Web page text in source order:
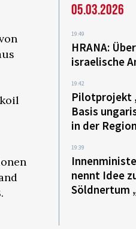
05.03.2026
19:49
HRANA:
israelische
19:42
Pilotprojekt
Basis
in der
19:39
nennt Idee
Söldnertum